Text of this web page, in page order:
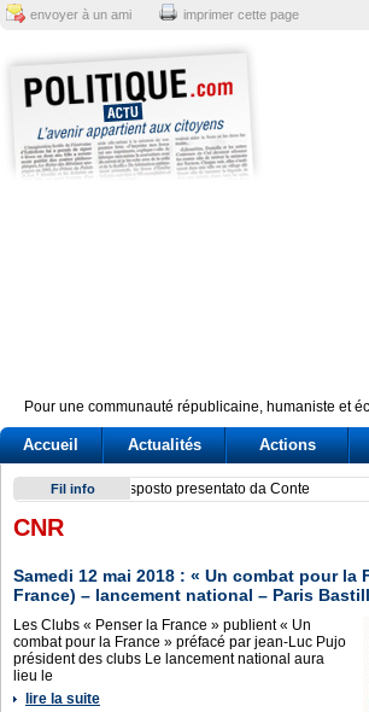
envoyer à un ami imprimer cette page
Pour une communauté républicaine, humaniste et
Accueil Actualités Actions
Fil info Scontro su Schengen, tensioni
CNR
Samedi 12 mai 2018 : « Un combat pour la
France) – lancement national – Paris
Les Clubs « Penser la France » publient « Un
combat pour la France » préfacé par jean-Luc Pujo
président des clubs Le lancement national aura
lieu le
lire la suite